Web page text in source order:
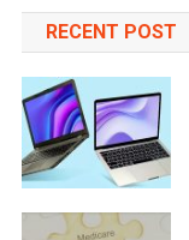
RECENT POST